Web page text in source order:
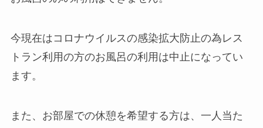
今現在はコロナウイルスの感染拡大防止の為レス
トラン利用の方のお風呂の利用は中止になってい
ます。
また、お部屋での休憩を希望する方は、一人当た